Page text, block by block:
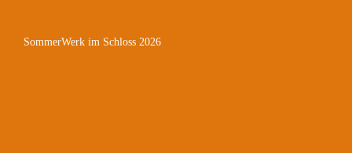
SommerWerk im Schloss 2026